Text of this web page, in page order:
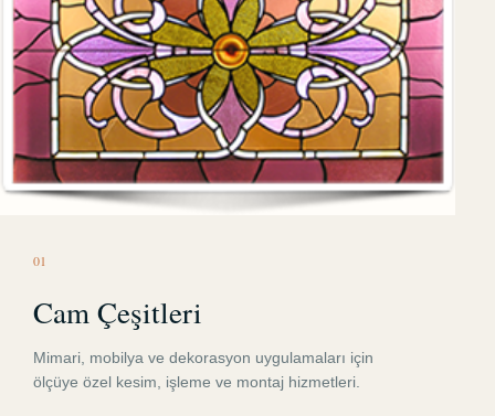
01
Cam Çeşitleri
Mimari, mobilya ve dekorasyon uygulamaları için
ölçüye özel kesim, işleme ve montaj hizmetleri.